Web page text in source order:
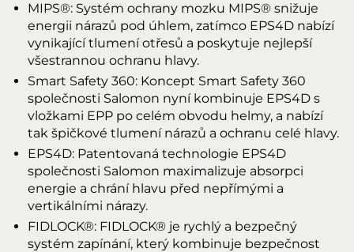
MIPS®: Systém ochrany mozku MIPS® snižuje
energii nárazů pod úhlem, zatímco EPS4D nabízí
vynikající tlumení otřesů a poskytuje nejlepší
všestrannou ochranu hlavy.
Smart Safety 360: Koncept Smart Safety 360
společnosti Salomon nyní kombinuje EPS4D s
vložkami EPP po celém obvodu helmy, a nabízí
tak špičkové tlumení nárazů a ochranu celé hlavy.
EPS4D: Patentovaná technologie EPS4D
společnosti Salomon maximalizuje absorpci
energie a chrání hlavu před nepřímými a
vertikálními nárazy.
FIDLOCK®: FIDLOCK® je rychlý a bezpečný
systém zapínání, který kombinuje bezpečnost